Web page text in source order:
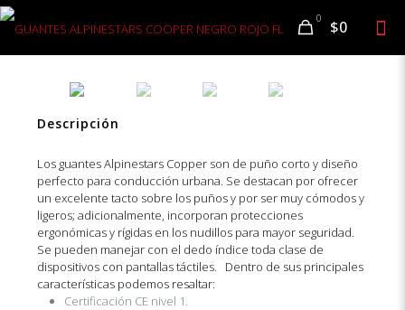
0 $0
Descripción
Los guantes Alpinestars Copper son de puño corto y diseño
perfecto para conducción urbana. Se destacan por ofrecer
un excelente tacto sobre los puños y por ser muy cómodos y
ligeros; adicionalmente, incorporan protecciones
ergonómicas y rígidas en los nudillos para mayor seguridad.
Se pueden manejar con el dedo índice toda clase de
dispositivos con pantallas táctiles. Dentro de sus principales
características podemos resaltar:
Certificación CE nivel 1.